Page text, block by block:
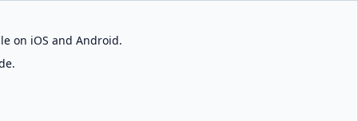
on iOS and Android.